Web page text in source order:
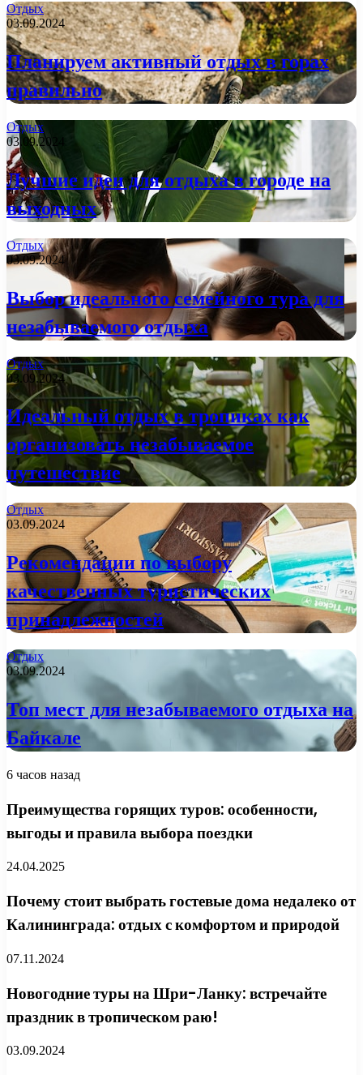
Отдых
03.09.2024
Планируем активный отдых в горах
правильно
Отдых
03.09.2024
Лучшие идеи для отдыха в городе на
выходных
Отдых
03.09.2024
Выбор идеального семейного тура для
незабываемого отдыха
Отдых
03.09.2024
Идеальный отдых в тропиках как
организовать незабываемое
путешествие
Отдых
03.09.2024
Рекомендации по выбору
качественных туристических
принадлежностей
Отдых
03.09.2024
Топ мест для незабываемого отдыха на
Байкале
6 часов назад
Преимущества горящих туров: особенности,
выгоды и правила выбора поездки
24.04.2025
Почему стоит выбрать гостевые дома недалеко от
Калининграда: отдых с комфортом и природой
07.11.2024
Новогодние туры на Шри-Ланку: встречайте
праздник в тропическом раю!
03.09.2024